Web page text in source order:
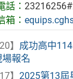
話：
箱：
】 成功高中
場報名
】 2025第13屆